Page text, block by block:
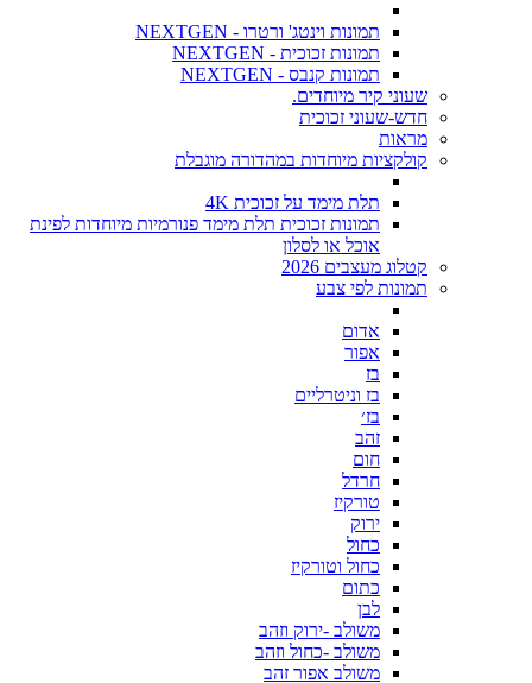
תמונות וינטג' ורטרו - NEXTGEN
תמונות זכוכית - NEXTGEN
תמונות קנבס - NEXTGEN
שעוני קיר מיוחדים.
חדש-שעוני זכוכית
מראות
קולקציות מיוחדות במהדורה מוגבלת
תלת מימד על זכוכית 4K
תמונות זכוכית תלת מימד פנורמיות מיוחדות לפינת
אוכל או לסלון
קטלוג מעצבים 2026
תמונות לפי צבע
אדום
אפור
בז
בז וניטרליים
בז׳
זהב
חום
חרדל
טורקיז
ירוק
כחול
כחול וטורקיז
כתום
לבן
משולב -ירוק וזהב
משולב -כחול וזהב
משולב אפור זהב